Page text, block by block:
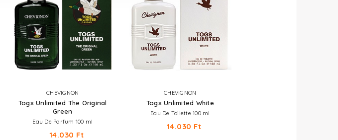
CHEVIGNON
Togs Unlimited The Original
Green
Eau De Parfum 100 ml
14.030 Ft
CHEVIGNON
Togs Unlimited White
Eau De Toilette 100 ml
14.030 Ft